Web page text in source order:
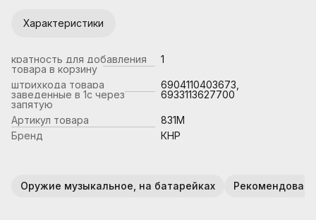
Характеристики
кратность для добавления
товара в корзину
1
штрихкода товара
заведенные в 1с через
запятую
6904110403673,
6933113627700
Артикул товара
831M
Бренд
КНР
Оружие музыкальное, на батарейках